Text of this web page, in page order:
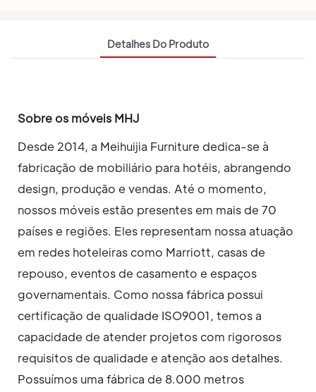
Detalhes Do Produto
Sobre os móveis MHJ
Desde 2014, a Meihuijia Furniture dedica-se à
fabricação de mobiliário para hotéis, abrangendo
design, produção e vendas. Até o momento,
nossos móveis estão presentes em mais de 70
países e regiões. Eles representam nossa atuação
em redes hoteleiras como Marriott, casas de
repouso, eventos de casamento e espaços
governamentais. Como nossa fábrica possui
certificação de qualidade ISO9001, temos a
capacidade de atender projetos com rigorosos
requisitos de qualidade e atenção aos detalhes.
Possuímos uma fábrica de 8.000 metros